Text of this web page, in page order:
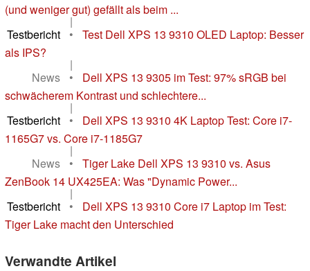
(und weniger gut) gefällt als beim ...
|
Testbericht
•
Test Dell XPS 13 9310 OLED Laptop: Besser
als IPS?
|
News
•
Dell XPS 13 9305 im Test: 97% sRGB bei
schwächerem Kontrast und schlechtere...
|
Testbericht
•
Dell XPS 13 9310 4K Laptop Test: Core i7-
1165G7 vs. Core i7-1185G7
|
News
•
Tiger Lake Dell XPS 13 9310 vs. Asus
ZenBook 14 UX425EA: Was "Dynamic Power...
|
Testbericht
•
Dell XPS 13 9310 Core i7 Laptop im Test:
Tiger Lake macht den Unterschied
Verwandte Artikel